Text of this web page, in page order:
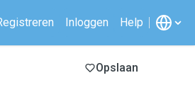
Inloggen Help
Opslaan